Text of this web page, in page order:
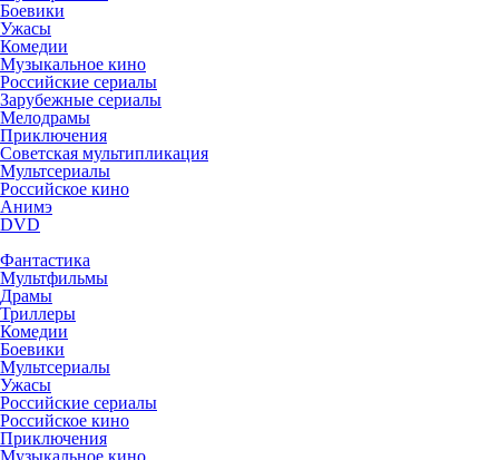
Боевики
Ужасы
Комедии
Музыкальное кино
Российские сериалы
Зарубежные сериалы
Мелодрамы
Приключения
Советская мультипликация
Мультсериалы
Российское кино
Анимэ
DVD
Фантастика
Мультфильмы
Драмы
Триллеры
Комедии
Боевики
Мультсериалы
Ужасы
Российские сериалы
Российское кино
Приключения
Музыкальное кино